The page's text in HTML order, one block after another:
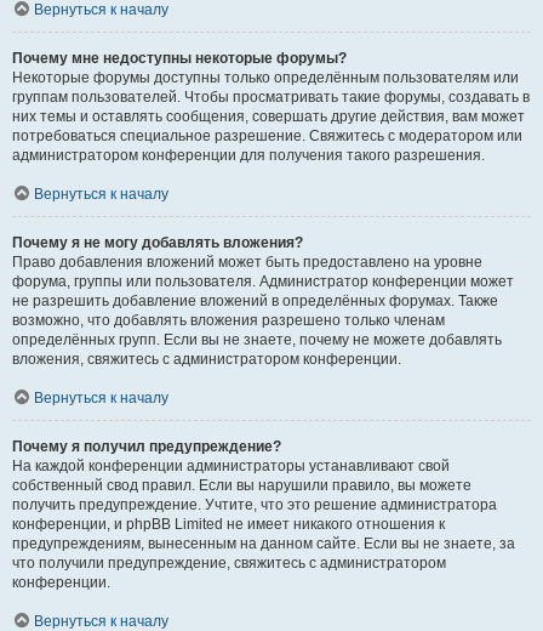
Вернуться к началу
Почему мне недоступны некоторые форумы?
Некоторые форумы доступны только определённым пользователям или
группам пользователей. Чтобы просматривать такие форумы, создавать в
них темы и оставлять сообщения, совершать другие действия, вам может
потребоваться специальное разрешение. Свяжитесь с модератором или
администратором конференции для получения такого разрешения.
Вернуться к началу
Почему я не могу добавлять вложения?
Право добавления вложений может быть предоставлено на уровне
форума, группы или пользователя. Администратор конференции может
не разрешить добавление вложений в определённых форумах. Также
возможно, что добавлять вложения разрешено только членам
определённых групп. Если вы не знаете, почему не можете добавлять
вложения, свяжитесь с администратором конференции.
Вернуться к началу
Почему я получил предупреждение?
На каждой конференции администраторы устанавливают свой
собственный свод правил. Если вы нарушили правило, вы можете
получить предупреждение. Учтите, что это решение администратора
конференции, и phpBB Limited не имеет никакого отношения к
предупреждениям, вынесенным на данном сайте. Если вы не знаете, за
что получили предупреждение, свяжитесь с администратором
конференции.
Вернуться к началу